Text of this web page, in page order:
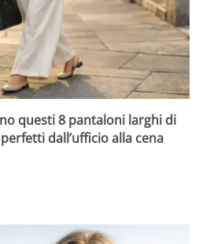
questi 8 pantaloni larghi di
dall’ufficio alla cena